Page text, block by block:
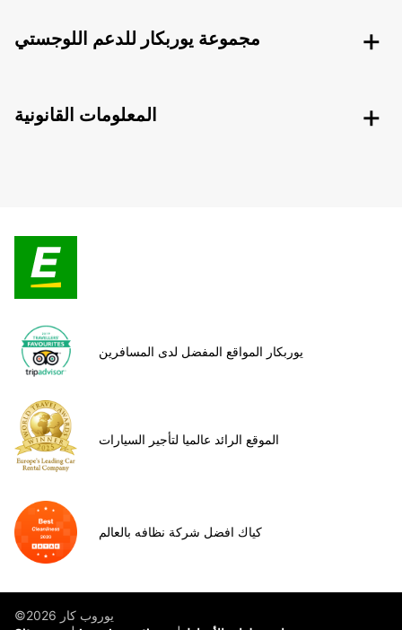
مجموعة يوربكار للدعم اللوجستي
المعلومات القانونية
يوربكار المواقع المفضل لدى المسافرين
الموقع الرائد عالميا لتأجير السيارات
كياك افضل شركة نظافه بالعالم
©يوروب كار 2026